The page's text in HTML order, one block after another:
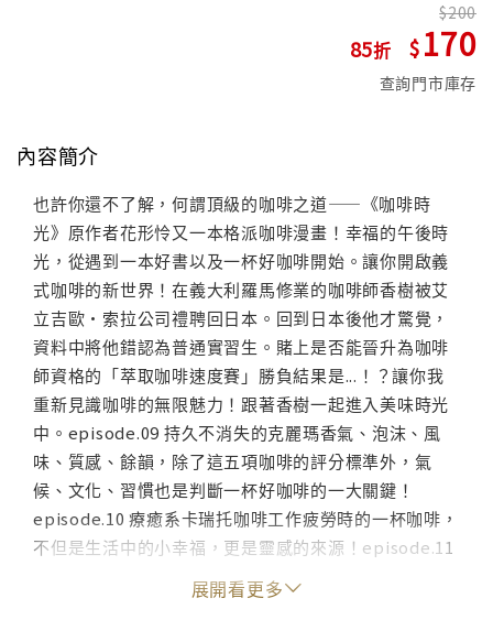
85
200
170
查詢門市庫存
內容簡介
也許你還不了解，何謂頂級的咖啡之道——《咖啡時
光》原作者花形怜又一本格派咖啡漫畫！幸福的午後時
光，從遇到一本好書以及一杯好咖啡開始。讓你開啟義
式咖啡的新世界！在義大利羅馬修業的咖啡師香樹被艾
立吉歐•索拉公司禮聘回日本。回到日本後他才驚覺，
資料中將他錯認為普通實習生。賭上是否能晉升為咖啡
師資格的「萃取咖啡速度賽」勝負結果是...！？讓你我
重新見識咖啡的無限魅力！跟著香樹一起進入美味時光
中。episode.09 持久不消失的克麗瑪香氣、泡沫、風
味、質感、餘韻，除了這五項咖啡的評分標準外，氣
候、文化、習慣也是判斷一杯好咖啡的一大關鍵！
episode.10 療癒系卡瑞托咖啡工作疲勞時的一杯咖啡，
不但是生活中的小幸福，更是靈感的來源！episode.11
帕尼尼三明治伴隨著新夥伴的加入，餐點多樣的選擇讓
咖啡廳更加豐富，到底要怎麼搭配才能享受美味又飽足
展開看更多